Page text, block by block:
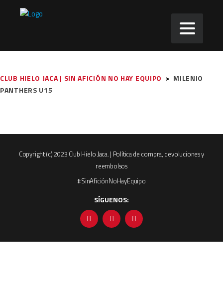
CLUB HIELO JACA | SIN AFICIÓN NO HAY EQUIPO > MILENIO
PANTHERS U15
Copyright (c) 2023 Club Hielo Jaca. | Política de compra, devoluciones y
reembolsos
#SinAficiónNoHayEquipo
SÍGUENOS: